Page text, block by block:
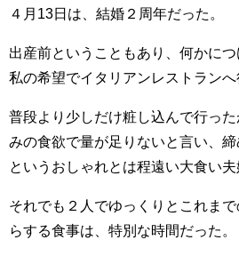
４月13日は、結婚２周年だった。
出産前ということもあり、何かに
私の希望でイタリアンレストランへ
普段より少しだけ粧し込んで行っ
みの食欲で量が足りないと言い、締
というおしゃれとは程遠い大食い夫
それでも２人でゆっくりとこれま
らする食事は、特別な時間だった。